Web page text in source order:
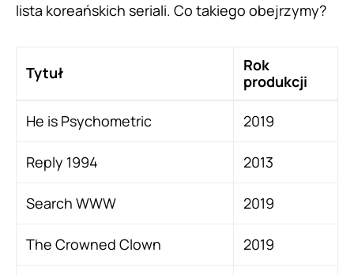
lista koreańskich seriali. Co takiego obejrzymy?
Tytuł
Rok
produkcji
He is Psychometric 2019
Reply 1994 2013
Search WWW 2019
The Crowned Clown 2019